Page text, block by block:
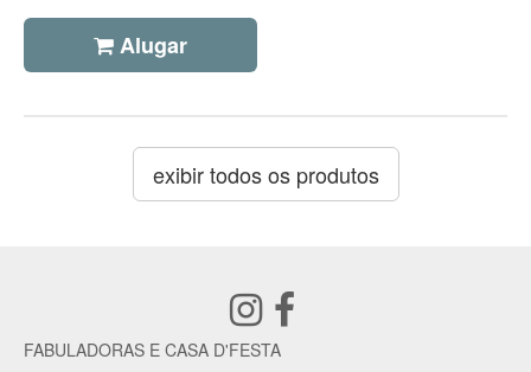
Alugar
exibir todos os produtos
FABULADORAS E CASA D'FESTA